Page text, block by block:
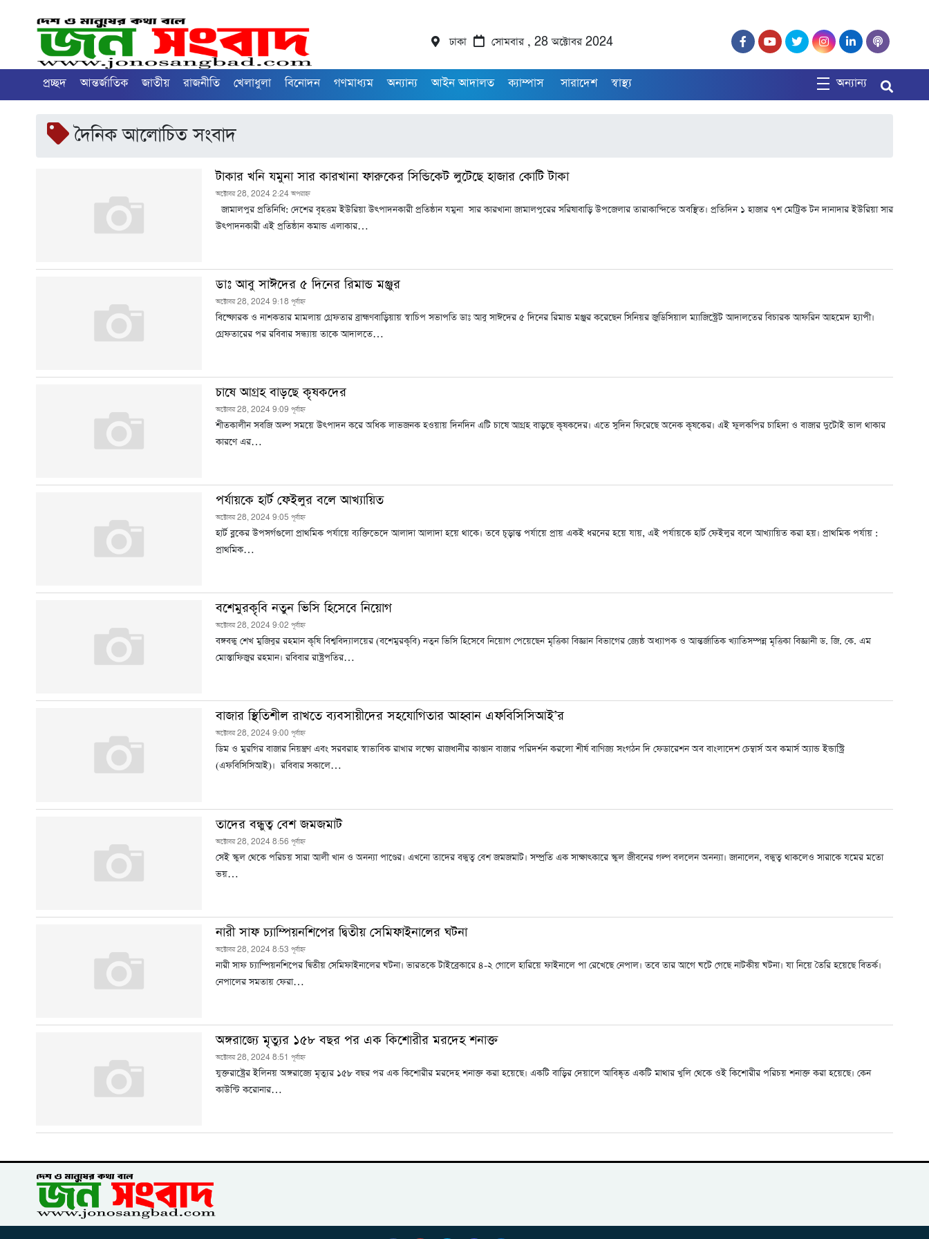
ঢাকা সোমবার , 28 অক্টোবর 2024
প্রচ্ছদ আন্তর্জাতিক জাতীয় রাজনীতি খেলাধুলা বিনোদন গণমাধ্যম অন্যান্য আইন আদালত ক্যাম্পাস সারাদেশ স্বাস্থ্য অন্যান্য
দৈনিক আলোচিত সংবাদ
টাকার খনি যমুনা সার কারখানা ফারুকের সিন্ডিকেট লুটেছে হাজার কোটি টাকা
অক্টোবর 28, 2024 2:24 অপরাহ্ন
জামালপুর প্রতিনিধি: দেশের বৃহত্তম ইউরিয়া উৎপাদনকারী প্রতিষ্ঠান যমুনা সার কারখানা জামালপুরের সরিষাবাড়ি উপজেলার তারাকান্দিতে অবস্থিত। প্রতিদিন ১ হাজার ৭শ মেট্রিক টন দানাদার ইউরিয়া সার
উৎপাদনকারী এই প্রতিষ্ঠান কমান্ড এলাকার…
ডাঃ আবু সাঈদের ৫ দিনের রিমান্ড মঞ্জুর
অক্টোবর 28, 2024 9:18 পূর্বাহ্ন
বিষ্ফোরক ও নাশকতার মামলায় গ্রেফতার ব্রাহ্মণবাড়িয়ায় স্বাচিপ সভাপতি ডাঃ আবু সাঈদের ৫ দিনের রিমান্ড মঞ্জুর করেছেন সিনিয়র জুডিসিয়াল ম্যাজিস্ট্রেট আদালতের বিচারক আফরিন আহমেদ হ্যাপী।
গ্রেফতারের পর রবিবার সন্ধ্যায় তাকে আদালতে…
চাষে আগ্রহ বাড়ছে কৃষকদের
অক্টোবর 28, 2024 9:09 পূর্বাহ্ন
শীতকালীন সবজি অল্প সময়ে উৎপাদন করে অধিক লাভজনক হওয়ায় দিনদিন এটি চাষে আগ্রহ বাড়ছে কৃষকদের। এতে সুদিন ফিরেছে অনেক কৃষকের। এই ফুলকপির চাহিদা ও বাজার দুটোই ভাল থাকার
কারণে এর…
পর্যায়কে হার্ট ফেইলুর বলে আখ্যায়িত
অক্টোবর 28, 2024 9:05 পূর্বাহ্ন
হার্ট ব্লকের উপসর্গগুলো প্রাথমিক পর্যায়ে ব্যক্তিভেদে আলাদা আলাদা হয়ে থাকে। তবে চূড়ান্ত পর্যায়ে প্রায় একই ধরনের হয়ে যায়, এই পর্যায়কে হার্ট ফেইলুর বলে আখ্যায়িত করা হয়। প্রাথমিক পর্যায় :
প্রাথমিক…
বশেমুরকৃবি নতুন ভিসি হিসেবে নিয়োগ
অক্টোবর 28, 2024 9:02 পূর্বাহ্ন
বঙ্গবন্ধু শেখ মুজিবুর রহমান কৃষি বিশ্ববিদ্যালয়ের (বশেমুরকৃবি) নতুন ভিসি হিসেবে নিয়োগ পেয়েছেন মৃত্তিকা বিজ্ঞান বিভাগের জ্যেষ্ঠ অধ্যাপক ও আন্তর্জাতিক খ্যাতিসম্পন্ন মৃত্তিকা বিজ্ঞানী ড. জি. কে. এম
মোস্তাফিজুর রহমান। রবিবার রাষ্ট্রপতির…
বাজার স্থিতিশীল রাখতে ব্যবসায়ীদের সহযোগিতার আহ্বান এফবিসিসিআই’র
অক্টোবর 28, 2024 9:00 পূর্বাহ্ন
ডিম ও মুরগির বাজার নিয়ন্ত্রণ এবং সরবরাহ স্বাভাবিক রাখার লক্ষ্যে রাজধানীর কাপ্তান বাজার পরিদর্শন করলো শীর্ষ বাণিজ্য সংগঠন দি ফেডারেশন অব বাংলাদেশ চেম্বার্স অব কমার্স অ্যান্ড ইন্ডাস্ট্রি
(এফবিসিসিআই)। রবিবার সকালে…
তাদের বন্ধুত্ব বেশ জমজমাট
অক্টোবর 28, 2024 8:56 পূর্বাহ্ন
সেই স্কুল থেকে পরিচয় সারা আলী খান ও অনন্যা পাণ্ডের। এখনো তাদের বন্ধুত্ব বেশ জমজমাট। সম্প্রতি এক সাক্ষাৎকারে স্কুল জীবনের গল্প বললেন অনন্যা। জানালেন, বন্ধুত্ব থাকলেও সারাকে যমের মতো
ভয়…
নারী সাফ চ্যাম্পিয়নশিপের দ্বিতীয় সেমিফাইনালের ঘটনা
অক্টোবর 28, 2024 8:53 পূর্বাহ্ন
নারী সাফ চ্যাম্পিয়নশিপের দ্বিতীয় সেমিফাইনালের ঘটনা। ভারতকে টাইব্রেকারে ৪-২ গোলে হারিয়ে ফাইনালে পা রেখেছে নেপাল। তবে তার আগে ঘটে গেছে নাটকীয় ঘটনা। যা নিয়ে তৈরি হয়েছে বিতর্ক।
নেপালের সমতায় ফেরা…
অঙ্গরাজ্যে মৃত্যুর ১৫৮ বছর পর এক কিশোরীর মরদেহ শনাক্ত
অক্টোবর 28, 2024 8:51 পূর্বাহ্ন
যুক্তরাষ্ট্রের ইলিনয় অঙ্গরাজ্যে মৃত্যুর ১৫৮ বছর পর এক কিশোরীর মরদেহ শনাক্ত করা হয়েছে। একটি বাড়ির দেয়ালে আবিষ্কৃত একটি মাথার খুলি থেকে ওই কিশোরীর পরিচয় শনাক্ত করা হয়েছে। কেন
কাউন্টি করোনার…